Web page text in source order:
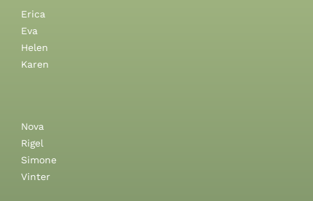
Erica
Eva
Helen
Karen
Nova
Rigel
Simone
Vinter